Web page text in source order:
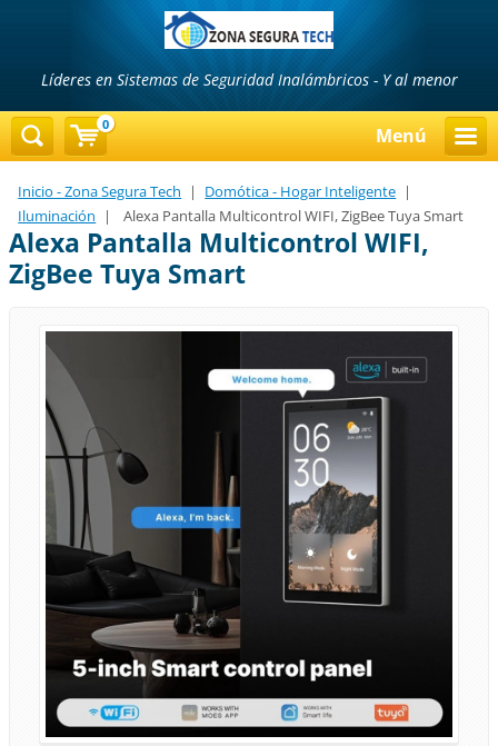
Líderes en Sistemas de Seguridad Inalámbricos - Y al menor
Menú
Inicio - Zona Segura Tech | Domótica - Hogar Inteligente |
Iluminación
| Alexa Pantalla Multicontrol WIFI, ZigBee Tuya Smart
Alexa Pantalla Multicontrol WIFI,
ZigBee Tuya Smart
0